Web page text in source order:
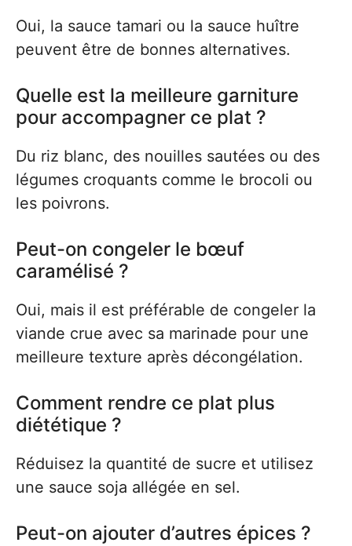
Oui, la sauce tamari ou la sauce huître
peuvent être de bonnes alternatives.
Quelle est la meilleure garniture
pour accompagner ce plat ?
Du riz blanc, des nouilles sautées ou des
légumes croquants comme le brocoli ou
les poivrons.
Peut-on congeler le bœuf
caramélisé ?
Oui, mais il est préférable de congeler la
viande crue avec sa marinade pour une
meilleure texture après décongélation.
Comment rendre ce plat plus
diététique ?
Réduisez la quantité de sucre et utilisez
une sauce soja allégée en sel.
Peut-on ajouter d’autres épices ?